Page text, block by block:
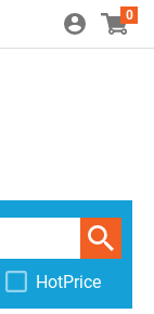
0
HotPrice